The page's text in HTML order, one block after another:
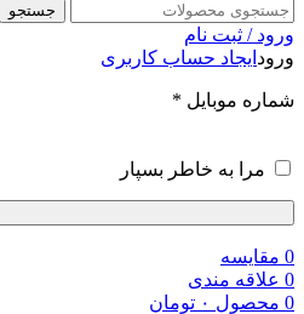
جستجو
ورود / ثبت نام
ورود ایجاد حساب کاربری
شماره موبایل *
مرا به خاطر بسپار
0 مقایسه
0 علاقه مندی
0 محصول ۰ تومان